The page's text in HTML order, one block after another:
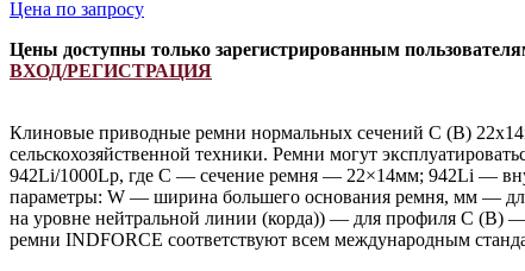
Цена по запросу
Цены доступны только зарегистрированным
ВХОД/РЕГИСТРАЦИЯ
Клиновые приводные ремни нормальных сечений С (В)
сельскохозяйственной техники. Ремни могут
942Li/1000Lp, где C — сечение ремня — 22×14мм; 942Li —
параметры: W — ширина большего основания ремня, мм —
на уровне нейтральной линии (корда)) — для профиля С
ремни INDFORCE соответствуют всем международным